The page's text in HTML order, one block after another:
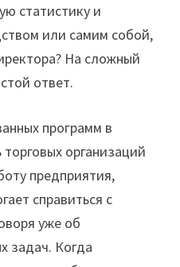
статистику и
или самим собой,
На сложный
ответ.
программ в
организаций
предприятия,
справиться с
уже об
задач. Когда